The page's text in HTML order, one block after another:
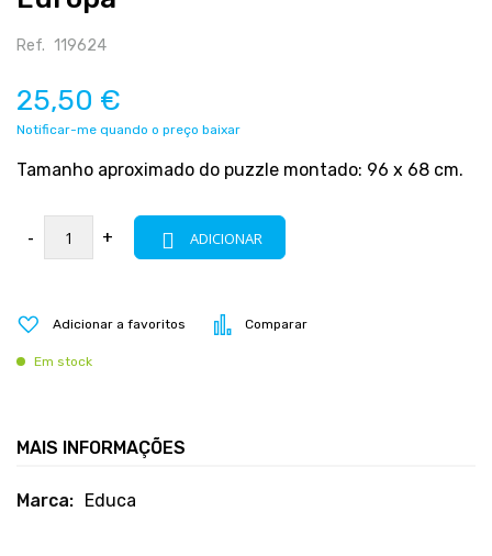
Ref. 119624
25,50 €
Notificar-me quando o preço baixar
Tamanho aproximado do puzzle montado: 96 x 68 cm.
- + ADICIONAR
Adicionar a favoritos Comparar
Em stock
de
imagens
MAIS INFORMAÇÕES
Mais
Educa